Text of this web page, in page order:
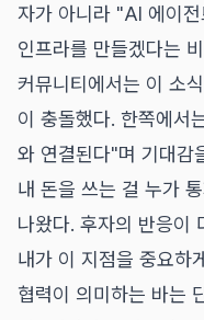
자가 아니라 "AI 에이
인프라를 만들겠다는
커뮤니티에서는 이 소
이 충돌했다. 한쪽에서
와 연결된다"며 기대감
내 돈을 쓰는 걸 누가
나왔다. 후자의 반응이
내가 이 지점을 중요
협력이 의미하는 바는